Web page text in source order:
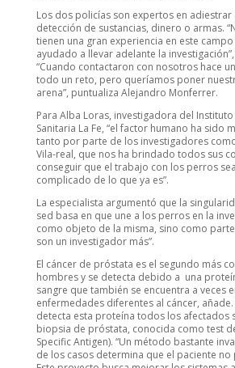
Los dos policías son expertos en adiestrar
detección de sustancias, dinero o armas.
tienen una gran experiencia en este
ayudado a llevar adelante la
“Cuando contactaron con nosotros hace
todo un reto, pero queríamos poner
arena”, puntualiza Alejandro Monferrer.
Para Alba Loras, investigadora del
Sanitaria La Fe, “el factor humano ha sido
tanto por parte de los investigadores
Vila-real, que nos ha brindado todos sus
conseguir que el trabajo con los perros
complicado de lo que ya es”.
La especialista argumentó que la
sed basa en que une a los perros en la
como objeto de la misma, sino como
son un investigador más”.
El cáncer de próstata es el segundo más
hombres y se detecta debido a una
sangre que también se encuentra a veces
enfermedades diferentes al cáncer, añade.
detecta esta proteína todos los afectados
biopsia de próstata, conocida como test
Specific Antigen). “Un método bastante
de los casos determina que el paciente no